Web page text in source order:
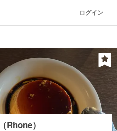
ログイン
Rhone）